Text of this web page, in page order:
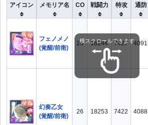
アイコン メモリア名 CO 戦闘力 特攻 通防
フェノメノ
(覚醒/前衛)
26 18244 7427 4091
幻奏乙女
(覚醒/前衛)
26 18253 7422 4088
横スクロールできます